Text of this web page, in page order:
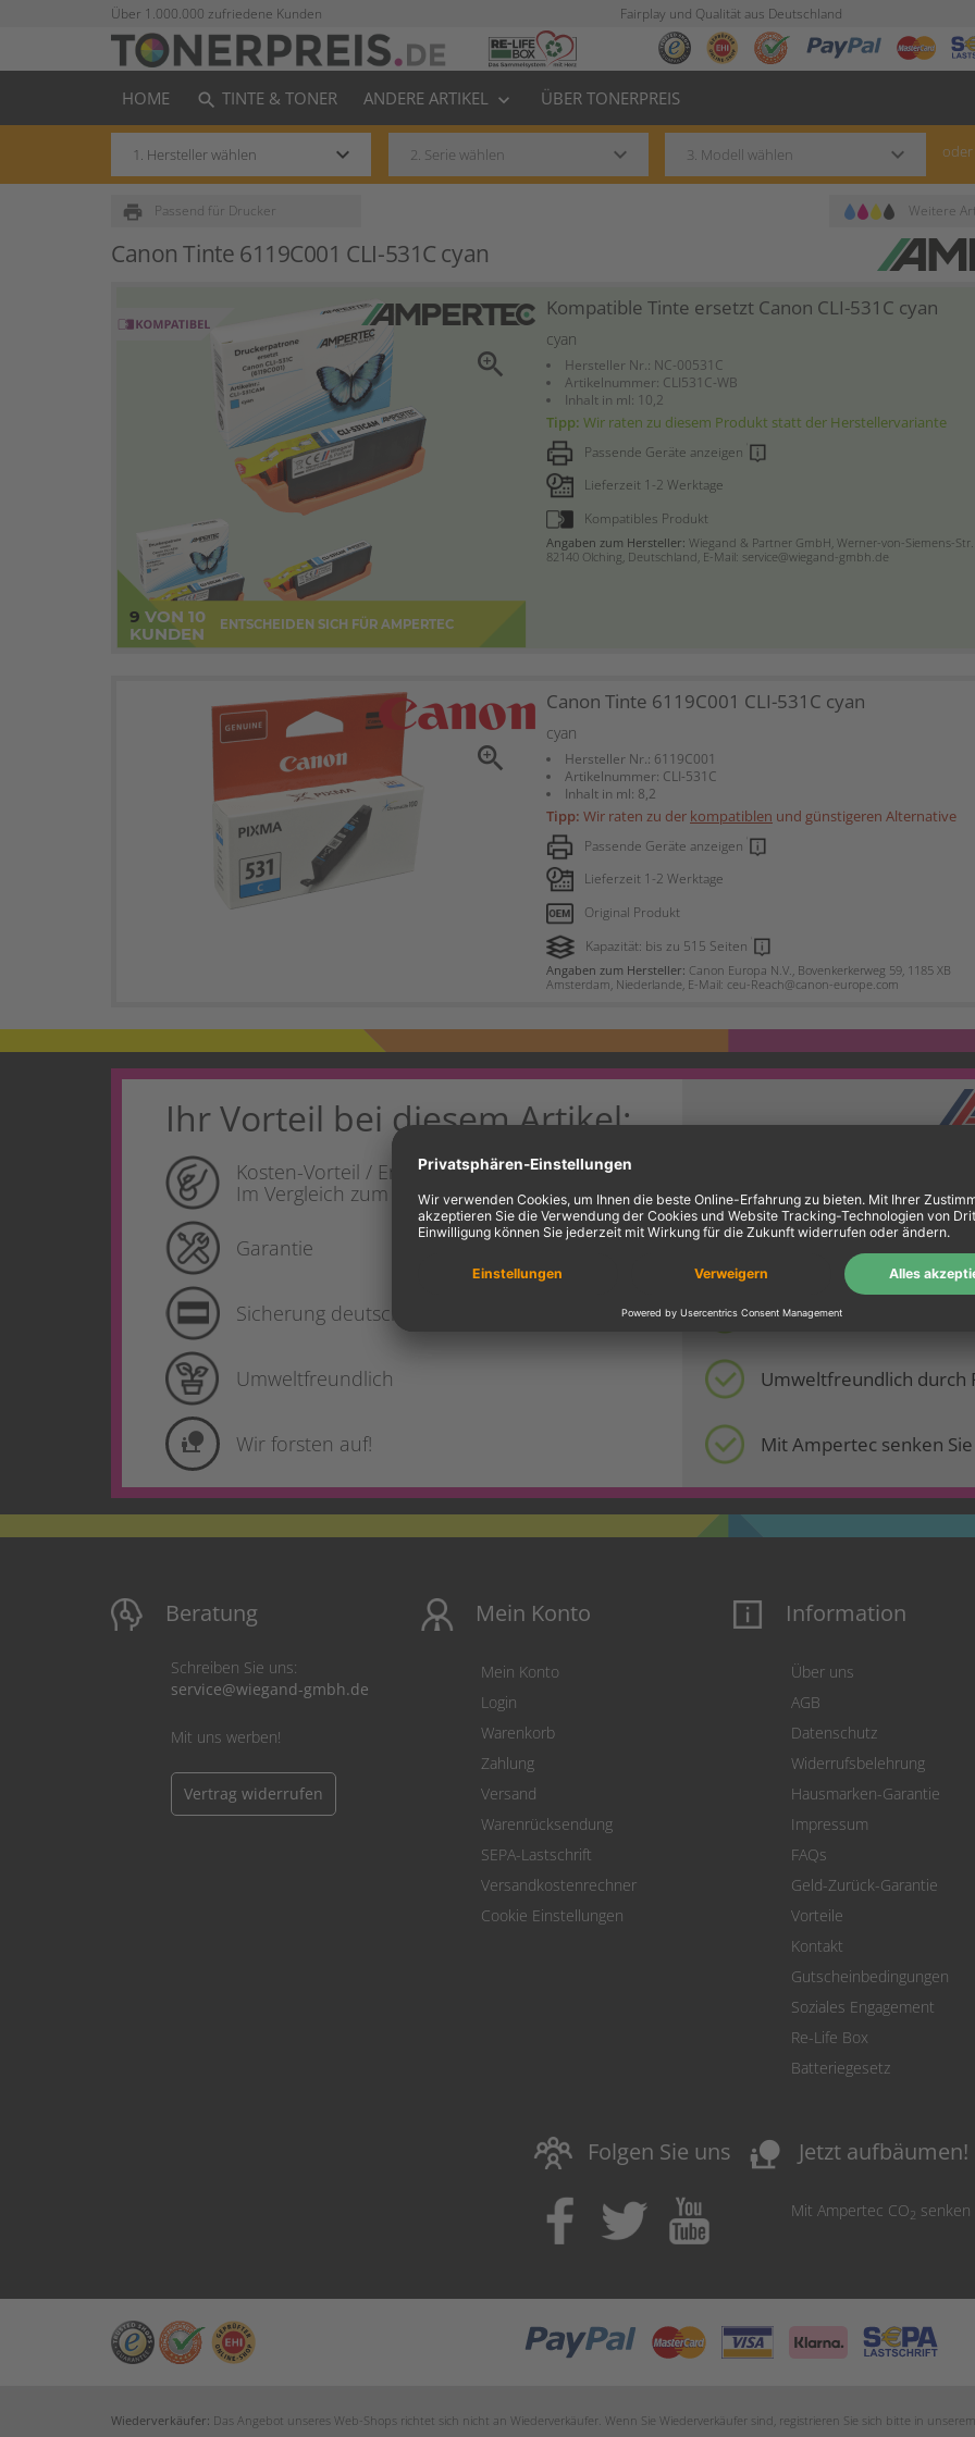
Über 1.000.000 zufriedene Kunden Fairplay und Qualität aus Deutschland
HOME search TINTE & TONER ANDERE ARTIKEL keyboard_arrow_down ÜBER TONERPREIS
keyboard_arrow_down keyboard_arrow_down keyboard_arrow_down oder
Passend für Drucker
print Weitere
Canon Tinte 6119C001 CLI-531C cyan
9 VON 10
KUNDEN
ENTSCHEIDEN SICH FÜR AMPERTEC
zoom_in
Kompatible Tinte ersetzt Canon CLI-531C cyan
cyan
Hersteller Nr.: NC-00531C
Artikelnummer: CLI531C-WB
Inhalt in ml: 10,2
Tipp: Wir raten zu diesem Produkt statt der Herstellervariante
Passende Geräte anzeigen
Lieferzeit 1-2 Werktage
Kompatibles Produkt
Angaben zum Hersteller: Wiegand & Partner GmbH, Werner-von-Siemens-Str.
82140 Olching, Deutschland, E-Mail: service@wiegand-gmbh.de
zoom_in
Canon Tinte 6119C001 CLI-531C cyan
cyan
Hersteller Nr.: 6119C001
Artikelnummer: CLI-531C
Inhalt in ml: 8,2
Tipp: Wir raten zu der kompatiblen und günstigeren Alternative
Passende Geräte anzeigen
Lieferzeit 1-2 Werktage
Original Produkt
Kapazität: bis zu 515 Seiten
Angaben zum Hersteller: Canon Europa N.V., Bovenkerkerweg 59, 1185 XB
Amsterdam, Niederlande, E-Mail: ceu-Reach@canon-europe.com
Ihr Vorteil bei diesem Artikel:
Kosten-Vorteil / Ersparnis
Im Vergleich zum Produkt des Drukerherstellers
Garantie 10 Jahre Garantie
Sicherung deutscher Produktionsstandorte Standort Deutschland
Umweltfreundlich Umweltfreundlich durch
nature_people Wir forsten auf! Mit Ampertec senken
Beratung
Schreiben Sie uns:
service@wiegand-gmbh.de
Mit uns werben!
Vertrag widerrufen
Mein Konto
Mein Konto
Login
Warenkorb
Zahlung
Versand
Warenrücksendung
SEPA-Lastschrift
Versandkostenrechner
Cookie Einstellungen
Information
Über uns
AGB
Datenschutz
Widerrufsbelehrung
Hausmarken-Garantie
Impressum
FAQs
Geld-Zurück-Garantie
Vorteile
Kontakt
Gutscheinbedingungen
Soziales Engagement
Re-Life Box
Batteriegesetz
Folgen Sie uns nature_people Jetzt aufbäumen!
Mit Ampertec CO2 senken
Wiederverkäufer: Das Angebot unseres Web-Shops richtet sich nicht an Wiederverkäufer. Wenn Sie Wiederverkäufer sind, registrieren Sie sich bitte in